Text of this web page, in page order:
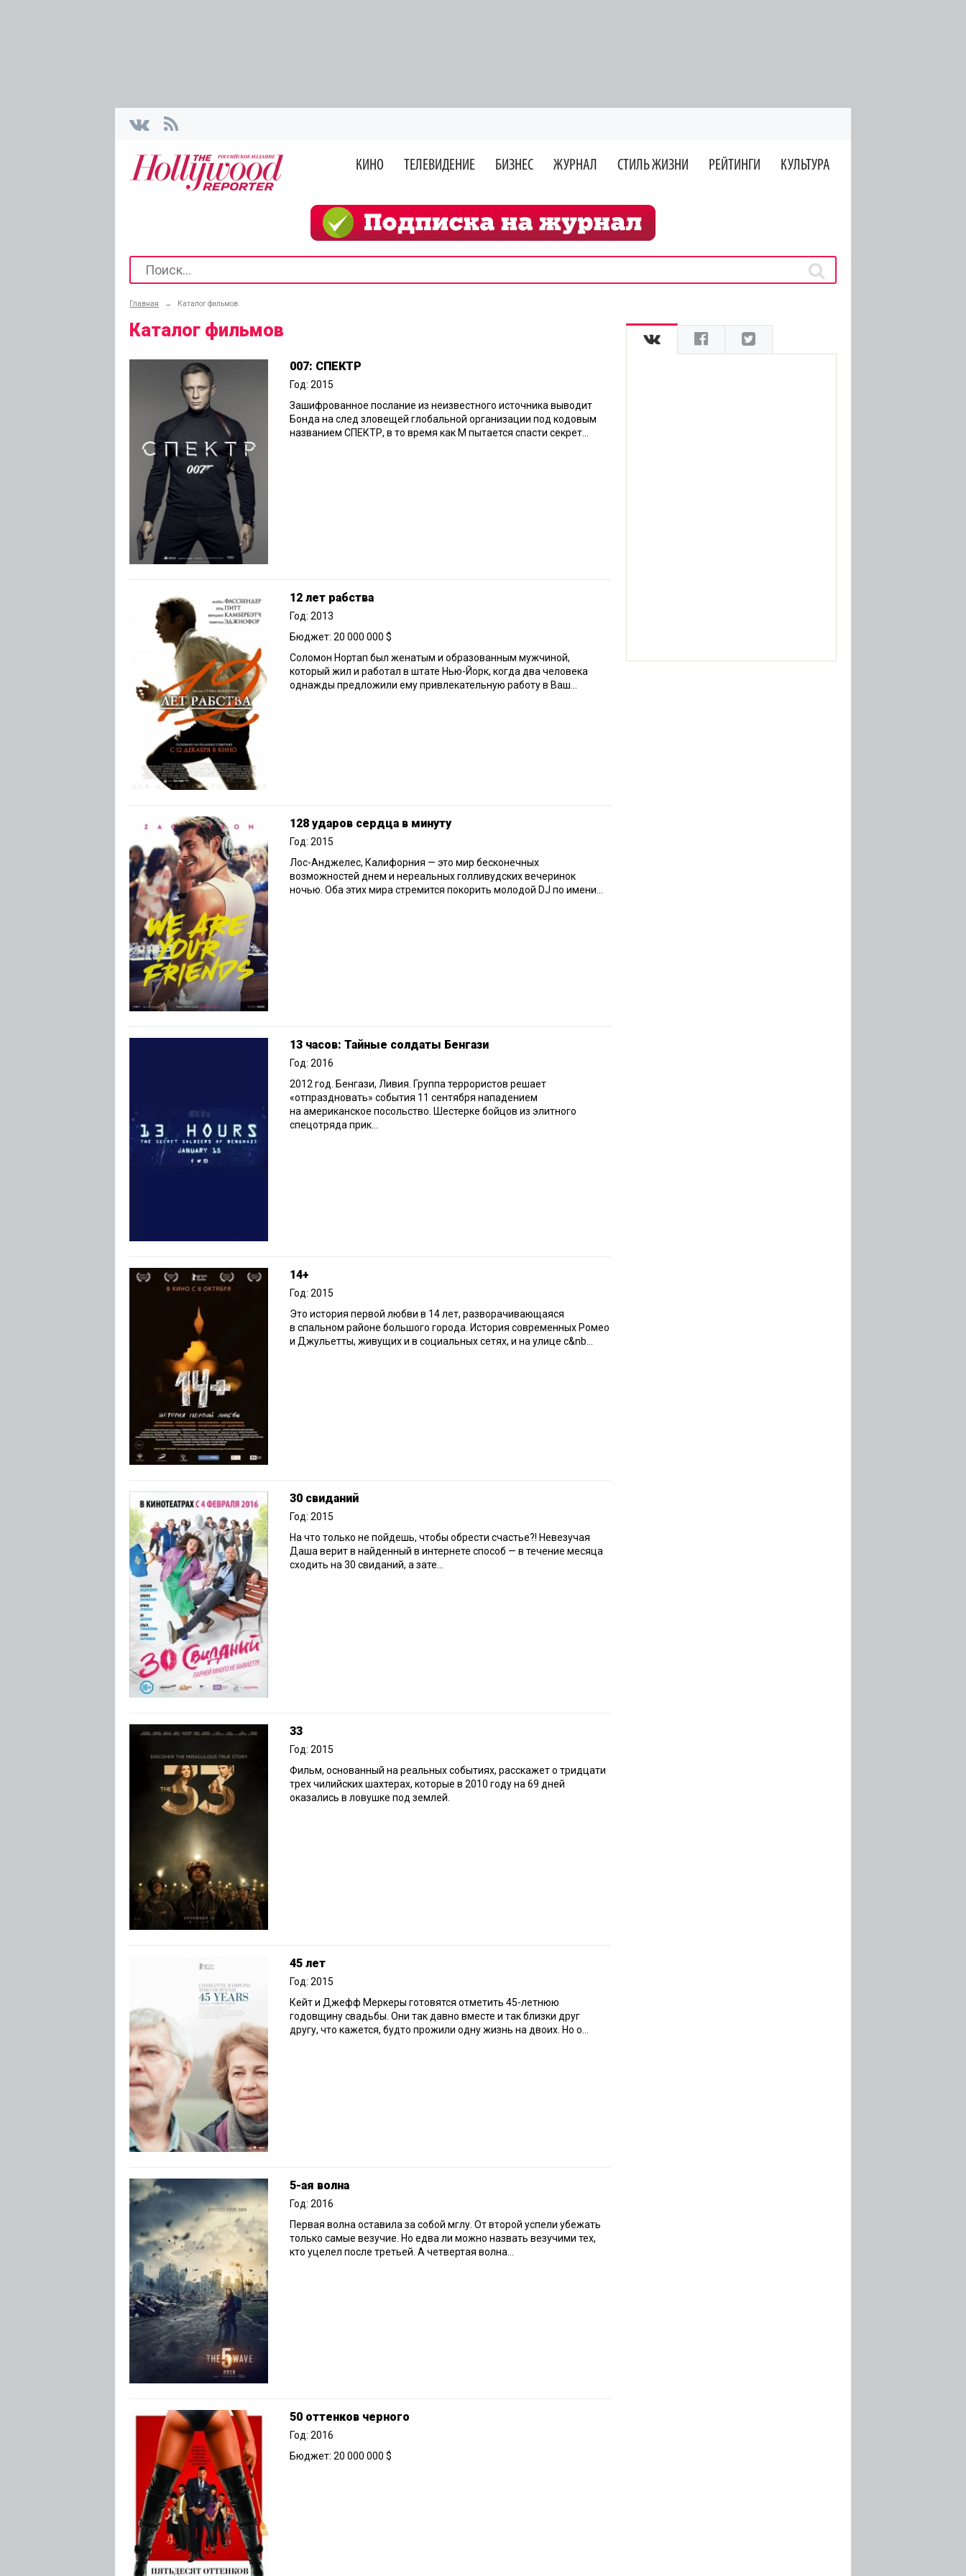
КИНО ТЕЛЕВИДЕНИЕ БИЗНЕС ЖУРНАЛ СТИЛЬ ЖИЗНИ РЕЙТИНГИ КУЛЬТУРА
Главная → Каталог фильмов
Каталог фильмов
007: СПЕКТР
Год: 2015
Зашифрованное послание из неизвестного источника выводит
Бонда на след зловещей глобальной организации под кодовым
названием СПЕКТР, в то время как М пытается спасти секрет...
12 лет рабства
Год: 2013
Бюджет: 20 000 000 $
Соломон Нортап был женатым и образованным мужчиной,
который жил и работал в штате Нью-Йорк, когда два человека
однажды предложили ему привлекательную работу в Ваш...
128 ударов сердца в минуту
Год: 2015
Лос-Анджелес, Калифорния — это мир бесконечных
возможностей днем и нереальных голливудских вечеринок
ночью. Оба этих мира стремится покорить молодой DJ по имени...
13 часов: Тайные солдаты Бенгази
Год: 2016
2012 год. Бенгази, Ливия. Группа террористов решает
«отпраздновать» события 11 сентября нападением
на американское посольство. Шестерке бойцов из элитного
спецотряда прик...
14+
Год: 2015
Это история первой любви в 14 лет, разворачивающаяся
в спальном районе большого города. История современных Ромео
и Джульетты, живущих и в социальных сетях, и на улице с&nb...
30 свиданий
Год: 2015
На что только не пойдешь, чтобы обрести счастье?! Невезучая
Даша верит в найденный в интернете способ — в течение месяца
сходить на 30 свиданий, а зате...
33
Год: 2015
Фильм, основанный на реальных событиях, расскажет о тридцати
трех чилийских шахтерах, которые в 2010 году на 69 дней
оказались в ловушке под землей.
45 лет
Год: 2015
Кейт и Джефф Меркеры готовятся отметить 45-летнюю
годовщину свадьбы. Они так давно вместе и так близки друг
другу, что кажется, будто прожили одну жизнь на двоих. Но о...
5-ая волна
Год: 2016
Первая волна оставила за собой мглу. От второй успели убежать
только самые везучие. Но едва ли можно назвать везучими тех,
кто уцелел после третьей. А четвертая волна...
50 оттенков черного
Год: 2016
Бюджет: 20 000 000 $